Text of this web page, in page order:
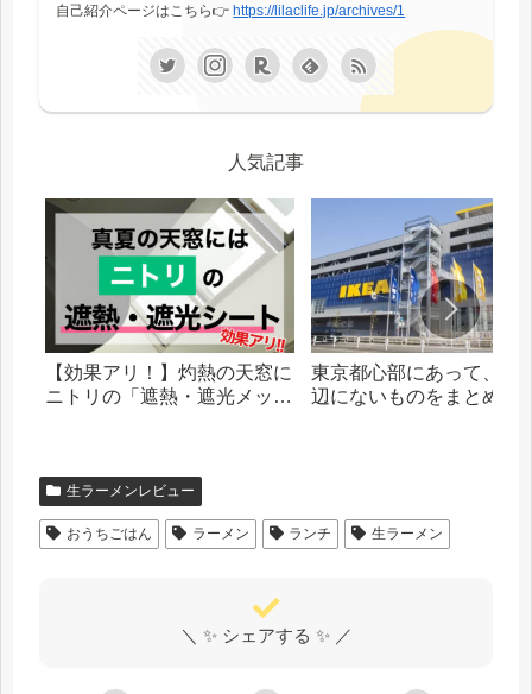
自己紹介ページはこちら👉https://lilaclife.jp/archives/1
人気記事
【効果アリ！】灼熱の天窓に
ニトリの「遮熱・遮光メッシ
東京都心部にあって、札
辺にないものをまとめま
生ラーメンレビュー
おうちごはん ラーメン ランチ 生ラーメン
＼ ✨ シェアする ✨ ／